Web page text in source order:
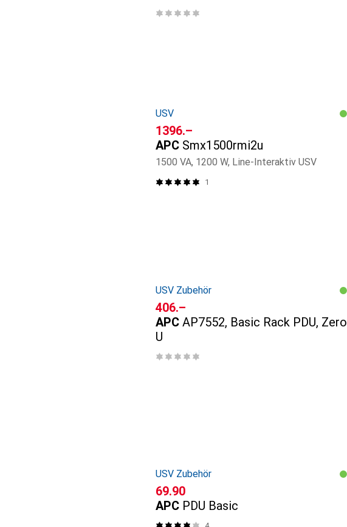
USV
CHF
1396.–
APC Smx1500rmi2u
1500 VA, 1200 W, Line-Interaktiv USV
1
USV Zubehör
CHF
406.–
APC AP7552, Basic Rack PDU, Zero
U
USV Zubehör
CHF
69.90
APC PDU Basic